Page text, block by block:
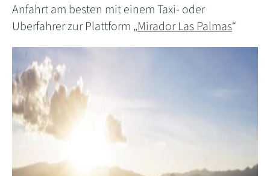
Anfahrt am besten mit einem Taxi- oder
Uberfahrer zur Plattform „Mirador Las Palmas“